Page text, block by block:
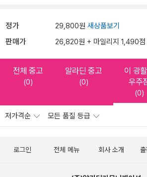
정가 29,800원 새상품보기
판매가 26,820원 + 마일리지 1,490점
전체 중고
(0)
알라딘 중고
(0)
이 광
우주
(0)
저가격순 모든 품질 등급
로그인 전체 메뉴 회사 소개